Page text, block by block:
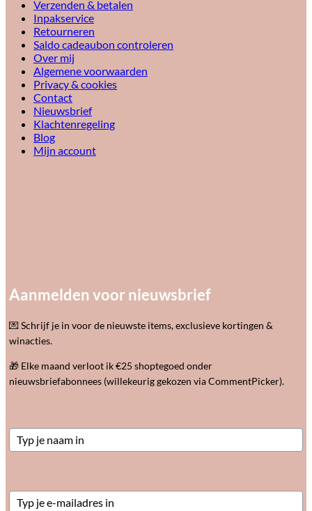
Verzenden & betalen
Inpakservice
Retourneren
Saldo cadeaubon controleren
Over mij
Algemene voorwaarden
Privacy & cookies
Contact
Nieuwsbrief
Klachtenregeling
Blog
Mijn account
Aanmelden voor nieuwsbrief
💌 Schrijf je in voor de nieuwste items, exclusieve kortingen &
winacties.
🎁 Elke maand verloot ik €25 shoptegoed onder
nieuwsbriefabonnees (willekeurig gekozen via CommentPicker).